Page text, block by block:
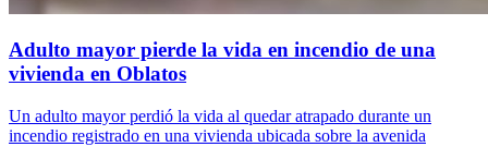
Adulto mayor pierde la vida en incendio de una
vivienda en Oblatos
Un adulto mayor perdió la vida al quedar atrapado durante un
incendio registrado en una vivienda ubicada sobre la avenida